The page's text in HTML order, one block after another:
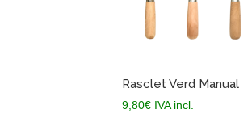
Rasclet Verd Manual
9,80€ IVA incl.